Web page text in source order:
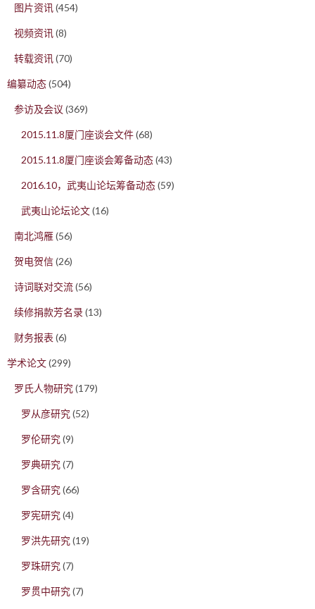
图片资讯(454)
视频资讯(8)
转载资讯(70)
编纂动态(504)
参访及会议 (369)
2015.11.8厦门座谈会文件(68)
2015.11.8厦门座谈会筹备动态(43)
2016.10，武夷山论坛筹备动态(59)
武夷山论坛论文(16)
南北鸿雁(56)
贺电贺信(26)
诗词联对交流(56)
续修捐款芳名录(13)
财务报表 (6)
学术论文(299)
罗氏人物研究(179)
罗从彦研究(52)
罗伦研究(9)
罗典研究(7)
罗含研究(66)
罗宪研究(4)
罗洪先研究(19)
罗珠研究(7)
罗贯中研究(7)